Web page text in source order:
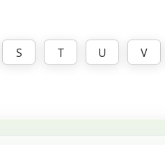
S T U V